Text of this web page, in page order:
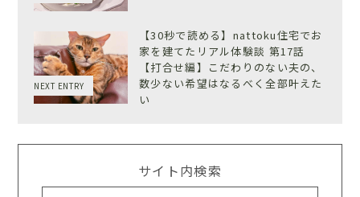
NEXT ENTRY
【30秒で読める】nattoku住宅でお
家を建てたリアル体験談 第17話
【打合せ編】こだわりのない夫の、
数少ない希望はなるべく全部叶えた
い
サイト内検索